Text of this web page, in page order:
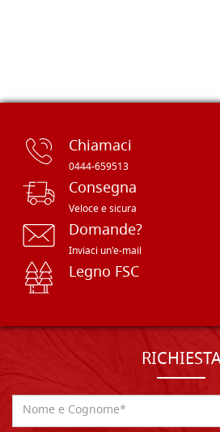
Chiamaci
0444-659513
Consegna
Veloce e sicura
Domande?
Inviaci un'e-mail
Legno FSC